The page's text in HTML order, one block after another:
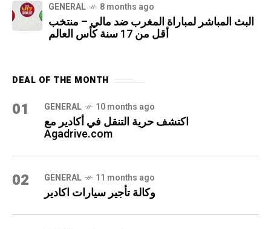
GENERAL 8 months ago
البث المباشر لمباراة المغرب ضد مالي – منتخب
أقل من 17 سنة كأس العالم
DEAL OF THE MONTH
01 GENERAL 10 months ago
اكتشف حرية التنقل في أكادير مع
Agadrive.com
02 GENERAL 11 months ago
وكالة تأجير سيارات اكادير